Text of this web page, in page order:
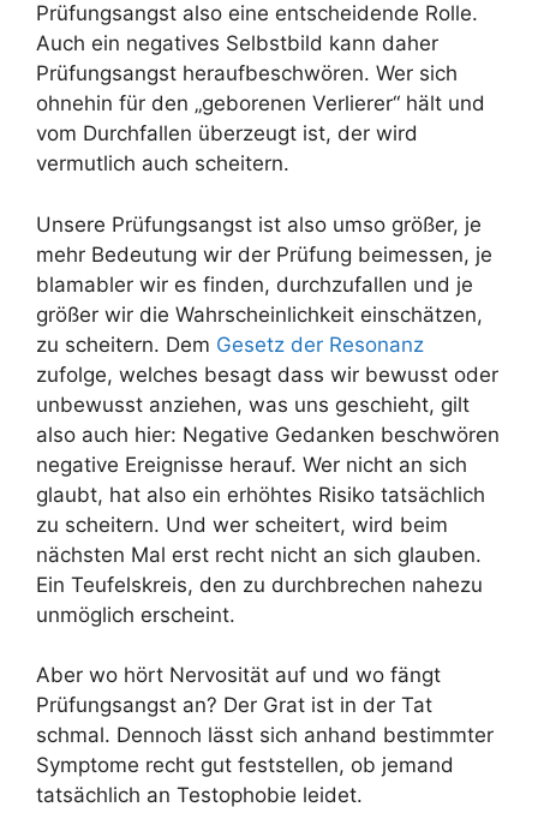
Prüfungsangst also eine entscheidende Rolle.
Auch ein negatives Selbstbild kann daher
Prüfungsangst heraufbeschwören. Wer sich
ohnehin für den „geborenen Verlierer“ hält und
vom Durchfallen überzeugt ist, der wird
vermutlich auch scheitern.
Unsere Prüfungsangst ist also umso größer, je
mehr Bedeutung wir der Prüfung beimessen, je
blamabler wir es finden, durchzufallen und je
größer wir die Wahrscheinlichkeit einschätzen,
zu scheitern. Dem Gesetz der Resonanz
zufolge, welches besagt dass wir bewusst oder
unbewusst anziehen, was uns geschieht, gilt
also auch hier: Negative Gedanken beschwören
negative Ereignisse herauf. Wer nicht an sich
glaubt, hat also ein erhöhtes Risiko tatsächlich
zu scheitern. Und wer scheitert, wird beim
nächsten Mal erst recht nicht an sich glauben.
Ein Teufelskreis, den zu durchbrechen nahezu
unmöglich erscheint.
Aber wo hört Nervosität auf und wo fängt
Prüfungsangst an? Der Grat ist in der Tat
schmal. Dennoch lässt sich anhand bestimmter
Symptome recht gut feststellen, ob jemand
tatsächlich an Testophobie leidet.